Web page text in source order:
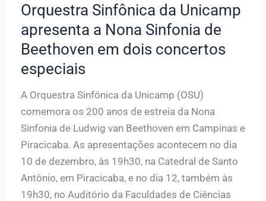
Orquestra Sinfônica da Unicamp
apresenta a Nona Sinfonia de
Beethoven em dois concertos
especiais
A Orquestra Sinfônica da Unicamp (OSU)
comemora os 200 anos de estreia da Nona
Sinfonia de Ludwig van Beethoven em Campinas e
Piracicaba. As apresentações acontecem no dia
10 de dezembro, às 19h30, na Catedral de Santo
Antônio, em Piracicaba, e no dia 12, também às
19h30, no Auditório da Faculdades de Ciências